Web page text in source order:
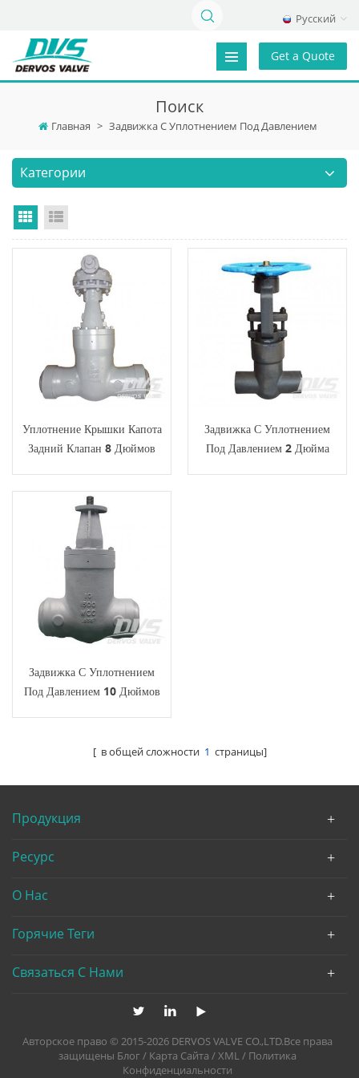
Русский
Get a Quote
Поиск
Главная > Задвижка С Уплотнением Под Давлением
Категории
Grid View
Уплотнение Крышки Капота
Задний Клапан 8 Дюймов
Задвижка С Уплотнением
Под Давлением 2 Дюйма
Задвижка С Уплотнением
Под Давлением 10 Дюймов
[ в общей сложности 1 страницы]
Продукция
Ресурс
О Нас
Горячие Теги
Связаться С Нами
Авторское право © 2015-2026 DERVOS VALVE CO.,LTD.Все права
защищены Блог / Карта Сайта /XML/ Политика
Конфиденциальности